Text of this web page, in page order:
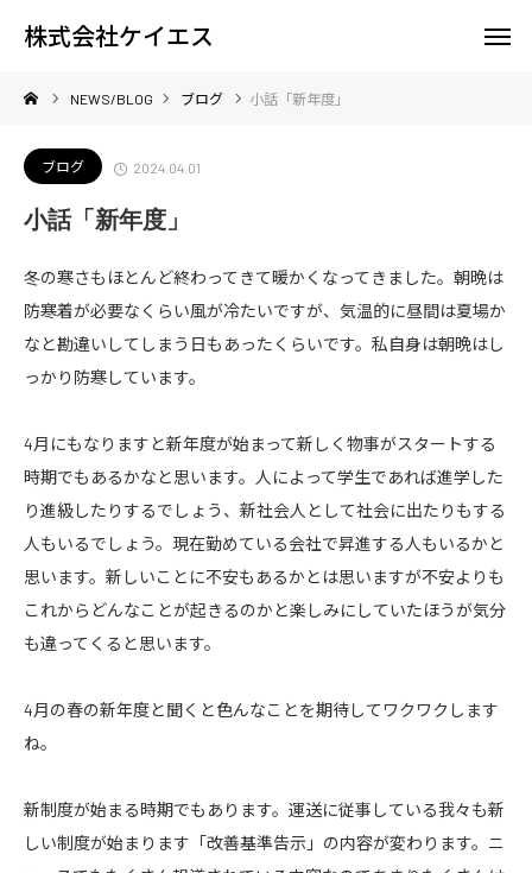
株式会社ケイエス
NEWS/BLOG ブログ 小話「新年度」
ブログ 2024.04.01
小話「新年度」
冬の寒さもほとんど終わってきて暖かくなってきました。朝晩は
防寒着が必要なくらい風が冷たいですが、気温的に昼間は夏場か
なと勘違いしてしまう日もあったくらいです。私自身は朝晩はし
っかり防寒しています。
4月にもなりますと新年度が始まって新しく物事がスタートする
時期でもあるかなと思います。人によって学生であれば進学した
り進級したりするでしょう、新社会人として社会に出たりもする
人もいるでしょう。現在勤めている会社で昇進する人もいるかと
思います。新しいことに不安もあるかとは思いますが不安よりも
これからどんなことが起きるのかと楽しみにしていたほうが気分
も違ってくると思います。
4月の春の新年度と聞くと色んなことを期待してワクワクします
ね。
新制度が始まる時期でもあります。運送に従事している我々も新
しい制度が始まります「改善基準告示」の内容が変わります。ニ